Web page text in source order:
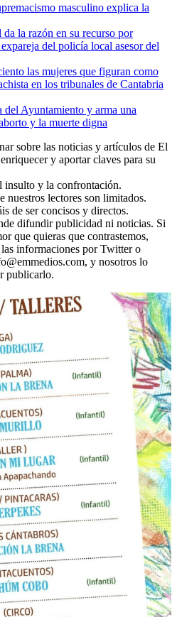
masculino explica la
la razón en su recurso por
del policía local asesor del
las mujeres que figuran como
en los tribunales de Cantabria
del Ayuntamiento y arma una
y la muerte digna
sobre las noticias y artículos de El
y aportar claves para su
insulto y la confrontación.
nuestros lectores son limitados.
de ser concisos y directos.
difundir publicidad ni noticias. Si
que quieras que contrastemos,
informaciones por Twitter o
y nosotros lo
publicarlo.